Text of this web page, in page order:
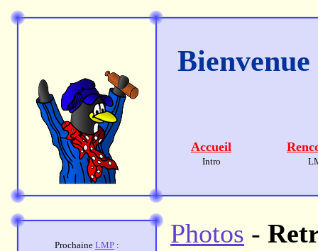
Accueil
Intro
Photos -
Prochaine LMP :